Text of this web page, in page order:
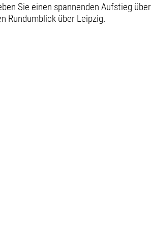
Sie einen spannenden Aufstieg über
Rundumblick über Leipzig.